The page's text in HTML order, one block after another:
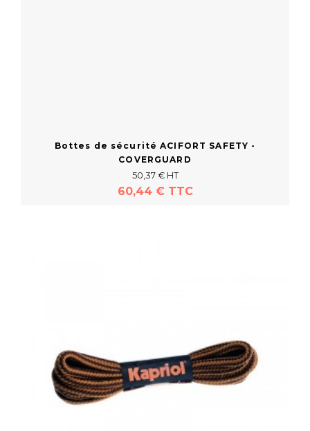
Bottes de sécurité ACIFORT SAFETY -
COVERGUARD
50,37 € HT
60,44 € TTC